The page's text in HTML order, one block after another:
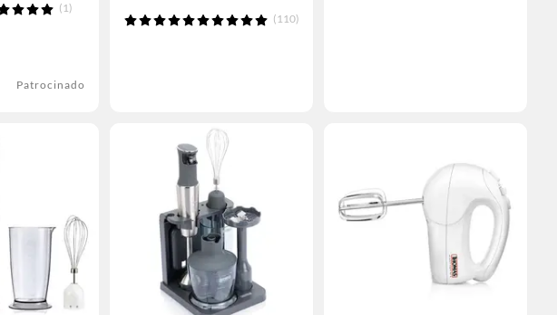
(1)
Patrocinado
(110)